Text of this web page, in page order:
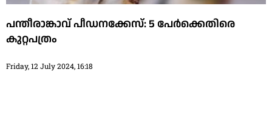
പന്തീരാങ്കാവ് പീഡനക്കേസ്: 5 പേര്‍ക്കെതിരെ
കുറ്റപത്രം
Friday, 12 July 2024, 16:18